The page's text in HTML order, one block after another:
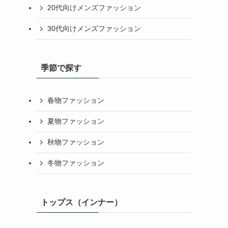
20代向けメンズファッション
30代向けメンズファッション
季節で探す
春物ファッション
夏物ファッション
秋物ファッション
冬物ファッション
トップス（インナー）